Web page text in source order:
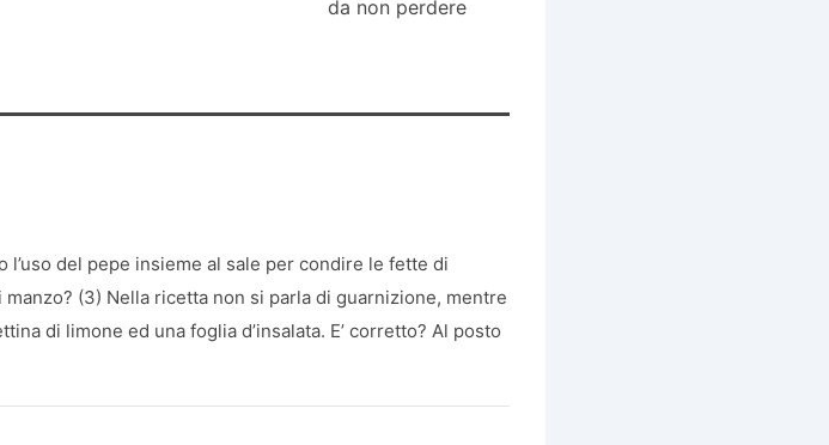
da non perdere
del pepe insieme al sale per condire le fette di
(3) Nella ricetta non si parla di guarnizione, mentre
di limone ed una foglia d’insalata. E’ corretto? Al posto